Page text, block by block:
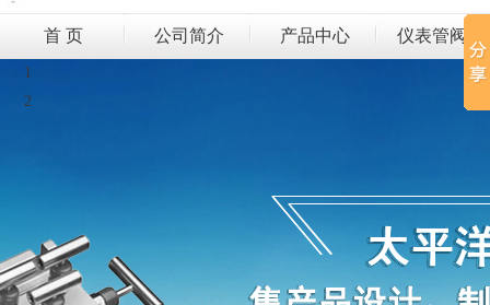
首 页 公司简介 产品中心 仪表管阀件
1
2